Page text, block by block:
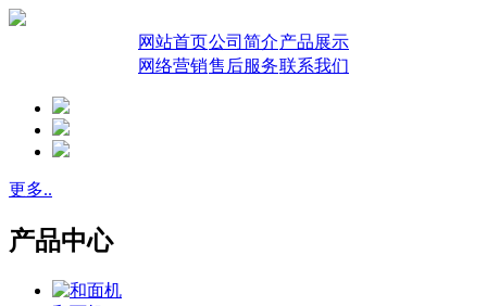
网站首页公司简介产品展示
网络营销售后服务联系我们
更多..
产品中心